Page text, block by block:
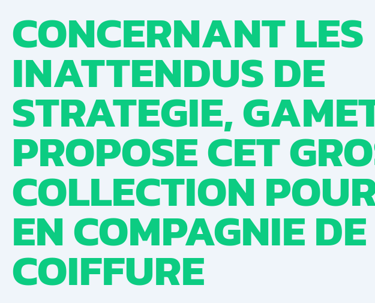
CONCERNANT LES
INATTENDUS DE
STRATEGIE,
PROPOSE CET
COLLECTION
EN COMPAGNIE DE
COIFFURE